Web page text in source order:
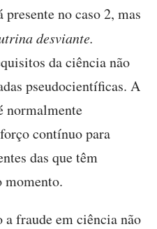
no caso 2, mas
desviante.
da ciência não
pseudocientíficas. A
normalmente
contínuo para
das que têm
fraude em ciência não